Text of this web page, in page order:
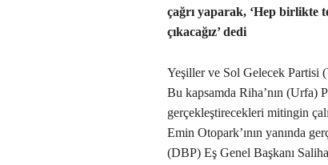
çağrı yaparak, ‘Hep birlikte
çıkacağız’ dedi
Yeşiller ve Sol Gelecek Partisi
Bu kapsamda Riha’nın (Urfa)
gerçekleştirecekleri mitingin
Emin Otopark’ının yanında
(DBP) Eş Genel Başkanı